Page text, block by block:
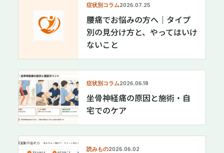
症状別コラム2026.07.25
腰痛でお悩みの方へ｜タイプ
別の見分け方と、やってはいけ
ないこと
症状別コラム2026.06.18
坐骨神経痛の原因と施術・自
宅でのケア
読みもの2026.06.02